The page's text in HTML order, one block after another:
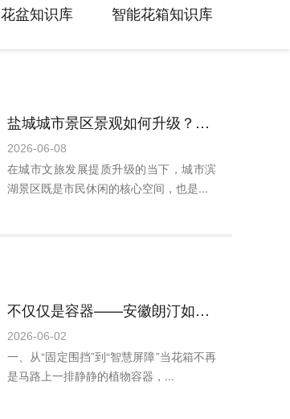
花盆知识库 智能花箱知识库
盐城城市景区景观如何升级？朗汀园林聚龙湖提升工程交出答卷
2026-06-08
在城市文旅发展提质升级的当下，城市滨
湖景区既是市民休闲的核心空间，也是...
不仅仅是容器——安徽朗汀如何用伸缩花箱重塑城市公共空间
2026-06-02
一、从“固定围挡”到“智慧屏障”当花箱不再
是马路上一排静静的植物容器，...